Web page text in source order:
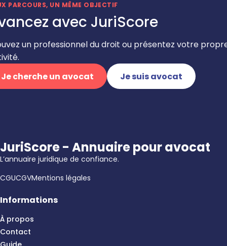
PARCOURS, UN MÊME OBJECTIF
avec JuriScore
un professionnel du droit ou présentez votre
Je cherche un avocat
Je suis avocat
JuriScore - Annuaire pour avocat
L’annuaire juridique de confiance.
CGUCGVMentions légales
Informations
À propos
Contact